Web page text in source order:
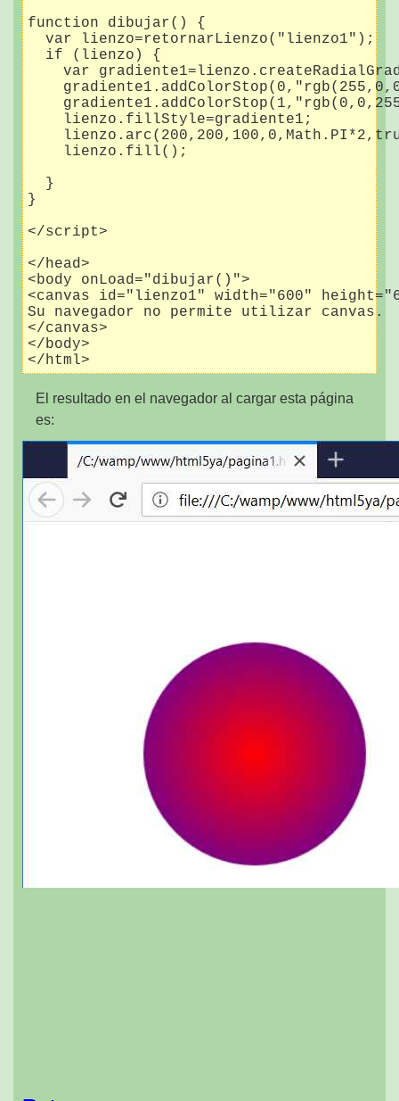
function dibujar() {
  var lienzo=retornarLienzo("lienzo1");
  if (lienzo) {
var
    lienzo.fillStyle=gradiente1;
    lienzo.fill();
  }
}
</script>
</head>
<body onLoad="dibujar()">
<canvas id="lienzo1" width="600"
Su navegador no permite utilizar canvas.
</canvas>
</body>
El resultado en el navegador al cargar esta página
es: